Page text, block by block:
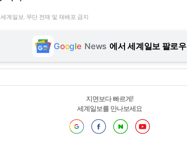
계일보. 무단 전재 및 재배포 금지
Google News 에서 세계일보 팔로우
지면보다 빠르게!
세계일보를 만나보세요